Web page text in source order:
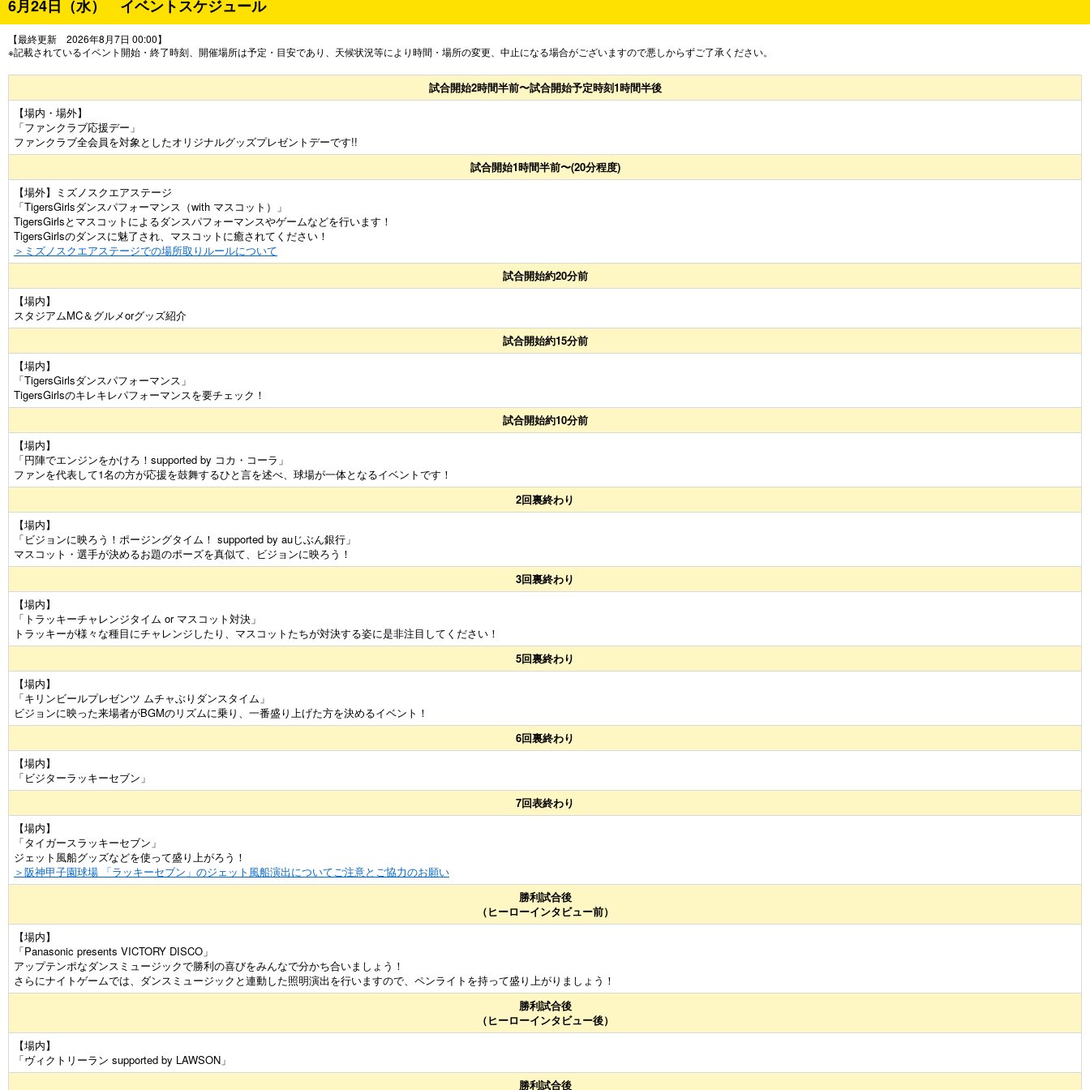
6月24日（水） イベントスケジュール
【最終更新 2026年8月7日 00:00】
※記載されているイベント開始・終了時刻、開催場所は予定・目安であり、天候状況等により時間・場所の変更、中止になる場合がございますので悪しからずご了承ください。
試合開始2時間半前〜試合開始予定時刻1時間半後
【場内・場外】
「ファンクラブ応援デー」
ファンクラブ全会員を対象としたオリジナルグッズプレゼントデーです!!
試合開始1時間半前〜(20分程度)
【場外】ミズノスクエアステージ
「TigersGirlsダンスパフォーマンス（with マスコット）」
TigersGirlsとマスコットによるダンスパフォーマンスやゲームなどを行います！
TigersGirlsのダンスに魅了され、マスコットに癒されてください！
＞ミズノスクエアステージでの場所取りルールについて
試合開始約20分前
【場内】
スタジアムMC＆グルメorグッズ紹介
試合開始約15分前
【場内】
「TigersGirlsダンスパフォーマンス」
TigersGirlsのキレキレパフォーマンスを要チェック！
試合開始約10分前
【場内】
「円陣でエンジンをかけろ！supported by コカ・コーラ」
ファンを代表して1名の方が応援を鼓舞するひと言を述べ、球場が一体となるイベントです！
2回裏終わり
【場内】
「ビジョンに映ろう！ポージングタイム！ supported by auじぶん銀行」
マスコット・選手が決めるお題のポーズを真似て、ビジョンに映ろう！
3回裏終わり
【場内】
「トラッキーチャレンジタイム or マスコット対決」
トラッキーが様々な種目にチャレンジしたり、マスコットたちが対決する姿に是非注目してください！
5回裏終わり
【場内】
「キリンビールプレゼンツ ムチャぶりダンスタイム」
ビジョンに映った来場者がBGMのリズムに乗り、一番盛り上げた方を決めるイベント！
6回裏終わり
【場内】
「ビジターラッキーセブン」
7回表終わり
【場内】
「タイガースラッキーセブン」
ジェット風船グッズなどを使って盛り上がろう！
＞阪神甲子園球場 「ラッキーセブン」のジェット風船演出についてご注意とご協力のお願い
勝利試合後
（ヒーローインタビュー前）
【場内】
「Panasonic presents VICTORY DISCO」
アップテンポなダンスミュージックで勝利の喜びをみんなで分かち合いましょう！
さらにナイトゲームでは、ダンスミュージックと連動した照明演出を行いますので、ペンライトを持って盛り上がりましょう！
勝利試合後
（ヒーローインタビュー後）
【場内】
「ヴィクトリーラン supported by LAWSON」
勝利試合後